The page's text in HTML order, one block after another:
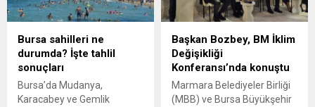
Bursa sahilleri ne
durumda? İşte tahlil
sonuçları
Bursa’da Mudanya,
Karacabey ve Gemlik
Başkan Bozbey, BM İklim
Değişikliği
Konferansı’nda konuştu
Marmara Belediyeler Birliği
(MBB) ve Bursa Büyükşehir